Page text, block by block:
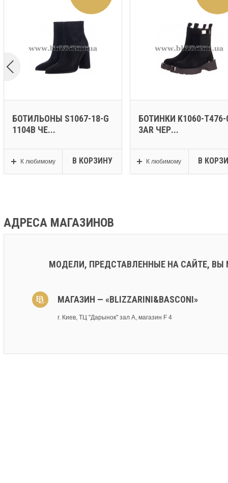
БОТИЛЬОНЫ S1067-18-G
1104B ЧЕ...
К любимому В КОРЗИНУ
БОТИНКИ K1060-T476-
3AR ЧЕР...
К любимому В
АДРЕСА МАГАЗИНОВ
МОДЕЛИ, ПРЕДСТАВЛЕННЫЕ НА САЙТЕ,
МАГАЗИН — «BLIZZARINI&BASCONI»
г. Киев, ТЦ "Дарынок" зал А, магазин F 4